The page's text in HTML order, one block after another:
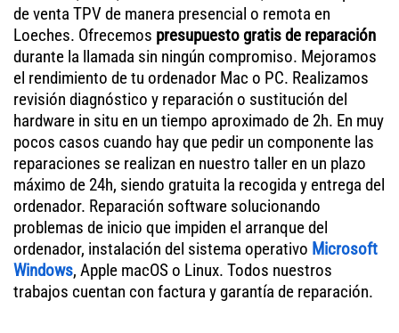
de venta TPV de manera presencial o remota en
Loeches. Ofrecemos presupuesto gratis de reparación
durante la llamada sin ningún compromiso. Mejoramos
el rendimiento de tu ordenador Mac o PC. Realizamos
revisión diagnóstico y reparación o sustitución del
hardware in situ en un tiempo aproximado de 2h. En muy
pocos casos cuando hay que pedir un componente las
reparaciones se realizan en nuestro taller en un plazo
máximo de 24h, siendo gratuita la recogida y entrega del
ordenador. Reparación software solucionando
problemas de inicio que impiden el arranque del
ordenador, instalación del sistema operativo Microsoft
Windows, Apple macOS o Linux. Todos nuestros
trabajos cuentan con factura y garantía de reparación.